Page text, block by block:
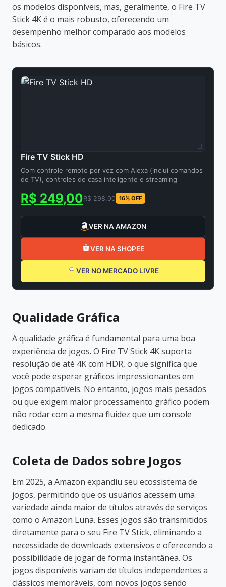
os modelos disponíveis, mas, geralmente, o Fire TV
Stick 4K é o mais robusto, oferecendo um
desempenho melhor comparado aos modelos
básicos.
Fire TV Stick HD
Com controle remoto por voz com Alexa (inclui comandos
de TV), controles de casa inteligente e streaming
R$ 249,00R$ 298,00 16% OFF
VER NA AMAZON
VER NA SHOPEE
VER NO MERCADO LIVRE
Qualidade Gráfica
A qualidade gráfica é fundamental para uma boa
experiência de jogos. O Fire TV Stick 4K suporta
resolução de até 4K com HDR, o que significa que
você pode esperar gráficos impressionantes em
jogos compatíveis. No entanto, jogos mais pesados
ou que exigem maior processamento gráfico podem
não rodar com a mesma fluidez que um console
dedicado.
Coleta de Dados sobre Jogos
Em 2025, a Amazon expandiu seu ecossistema de
jogos, permitindo que os usuários acessem uma
variedade ainda maior de títulos através de serviços
como o Amazon Luna. Esses jogos são transmitidos
diretamente para o seu Fire TV Stick, eliminando a
necessidade de downloads extensivos e oferecendo a
possibilidade de jogar de forma instantânea. Os
jogos disponíveis variam de títulos independentes a
clássicos memoráveis, com novos jogos sendo